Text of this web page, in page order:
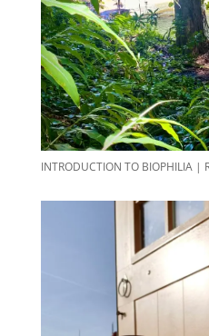
INTRODUCTION TO BIOPHILIA |